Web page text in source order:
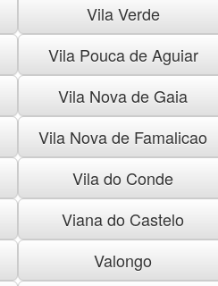
Vila Verde
Vila Pouca de Aguiar
Vila Nova de Gaia
Vila Nova de Famalicao
Vila do Conde
Viana do Castelo
Valongo